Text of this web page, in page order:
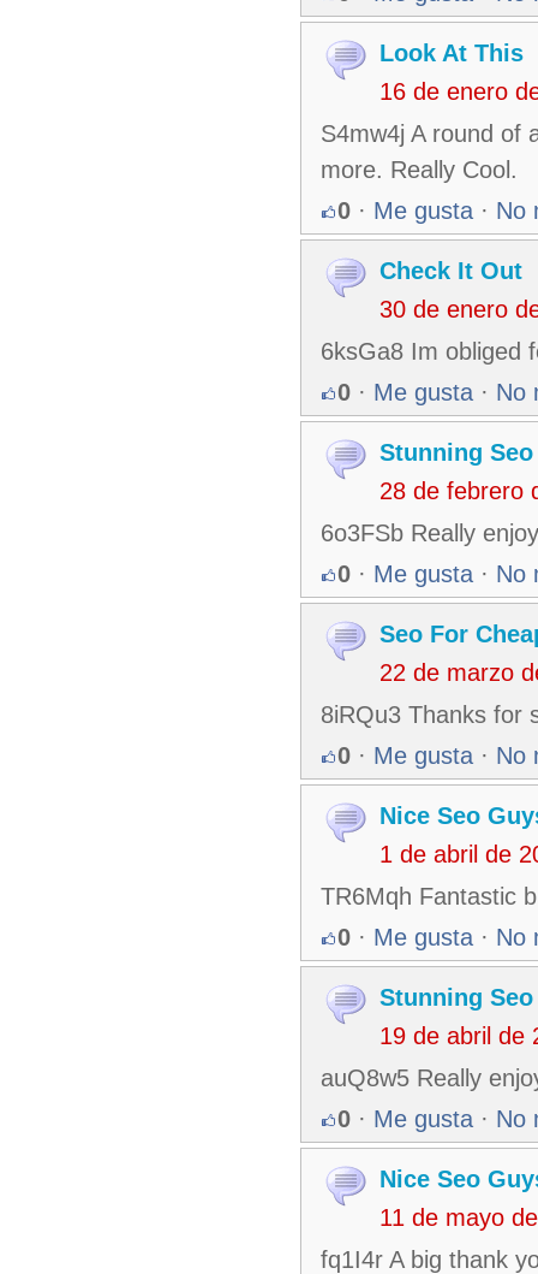
Look At This
16 de enero
S4mw4j A round of
more. Really Cool.
0 · Me gusta · No
Check It Out
30 de enero
6ksGa8 Im obliged
0 · Me gusta · No
Stunning
28 de febrero
6o3FSb Really
0 · Me gusta · No
Seo For
22 de marzo
8iRQu3 Thanks for
0 · Me gusta · No
Nice Seo
1 de abril de
TR6Mqh Fantastic
0 · Me gusta · No
Stunning
19 de abril de
auQ8w5 Really
0 · Me gusta · No
Nice Seo
11 de mayo
fq1I4r A big thank